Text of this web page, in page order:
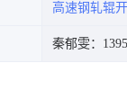
高速钢轧辊
秦郁雯：